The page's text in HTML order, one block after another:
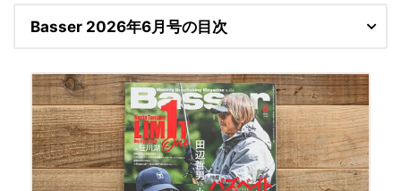
Basser 2026年6月号の目次